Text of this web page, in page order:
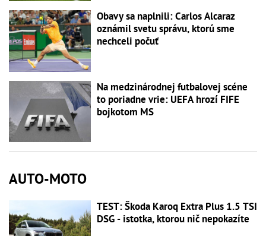
Obavy sa naplnili: Carlos Alcaraz
oznámil svetu správu, ktorú sme
nechceli počuť
Na medzinárodnej futbalovej scéne
to poriadne vrie: UEFA hrozí FIFE
bojkotom MS
AUTO-MOTO
TEST: Škoda Karoq Extra Plus 1.5 TSI
DSG - istotka, ktorou nič nepokazíte